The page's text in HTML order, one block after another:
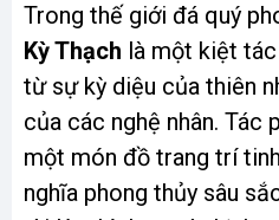
Trong thế giới đá quý
Kỳ Thạch là một kiệt
từ sự kỳ diệu của thiên
của các nghệ nhân. Tác
một món đồ trang trí
nghĩa phong thủy sâu